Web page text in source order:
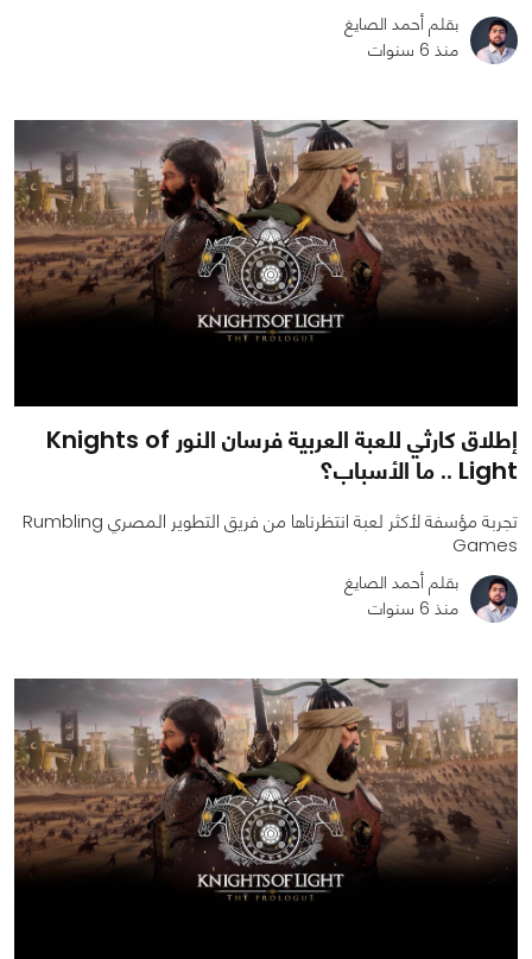
بقلم أحمد الصايغ
منذ 6 سنوات
إطلاق كارثي للعبة العربية فرسان النور Knights of
Light .. ما الأسباب؟
تجربة مؤسفة لأكثر لعبة انتظرناها من فريق التطوير المصري Rumbling
Games
بقلم أحمد الصايغ
منذ 6 سنوات